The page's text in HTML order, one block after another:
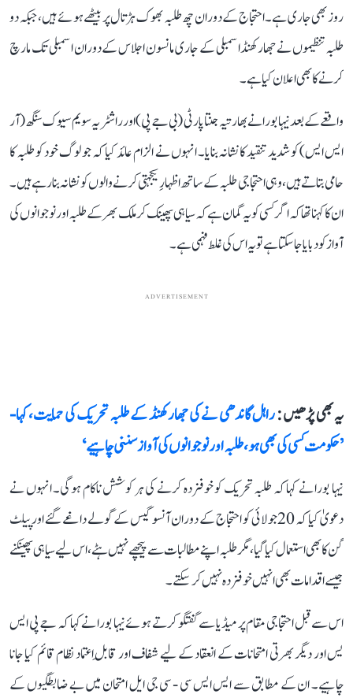
روز بھی جاری ہے۔ احتجاج کے دوران چھ طلبہ بھوک ہڑتال پر بیٹھے ہوئے ہیں، جبکہ دو
طلبہ تنظیموں نے جھارکھنڈ اسمبلی کے جاری مانسون اجلاس کے دوران اسمبلی تک مارچ
کرنے کا بھی اعلان کیا ہے۔
واقعے کے بعد نیہا بورا نے بھارتیہ جنتا پارٹی (بی جے پی) اور راشٹریہ سویم سیوک سنگھ (آر
ایس ایس) کو شدید تنقید کا نشانہ بنایا۔ انہوں نے الزام عائد کیا کہ جو لوگ خود کو طلبہ کا
حامی بتاتے ہیں، وہی احتجاجی طلبہ کے ساتھ اظہارِ یکجہتی کرنے والوں کو نشانہ بنا رہے ہیں۔
ان کا کہنا تھا کہ اگر کسی کو یہ گمان ہے کہ سیاہی پھینک کر ملک بھر کے طلبہ اور نوجوانوں کی
آواز کو دبایا جا سکتا ہے تو یہ اس کی غلط فہمی ہے۔
ADVERTISEMENT
یہ بھی پڑھیں :راہل گاندھی نے کی جھارکھنڈ کے طلبہ تحریک کی حمایت، کہا-
’حکومت کسی کی بھی ہو، طلبہ اور نوجوانوں کی آواز سننی چاہیے‘
نیہا بورا نے کہا کہ طلبہ تحریک کو خوفزدہ کرنے کی ہر کوشش ناکام ہوگی۔ انہوں نے
دعویٰ کیا کہ 20 جولائی کو احتجاج کے دوران آنسو گیس کے گولے داغے گئے اور پیلٹ
گن کا بھی استعمال کیا گیا، مگر طلبہ اپنے مطالبات سے پیچھے نہیں ہٹے، اس لیے سیاہی پھینکنے
جیسے اقدامات بھی انہیں خوفزدہ نہیں کر سکتے۔
اس سے قبل احتجاجی مقام پر میڈیا سے گفتگو کرتے ہوئے نیہا بورا نے کہا کہ جے پی ایس
یس اور دیگر بھرتی امتحانات کے انعقاد کے لیے شفاف اور قابلِ اعتماد نظام قائم کیا جانا
چاہیے۔ ان کے مطابق سے ایس ایس سی - سی جی ایل امتحان میں بے ضابطگیوں کے